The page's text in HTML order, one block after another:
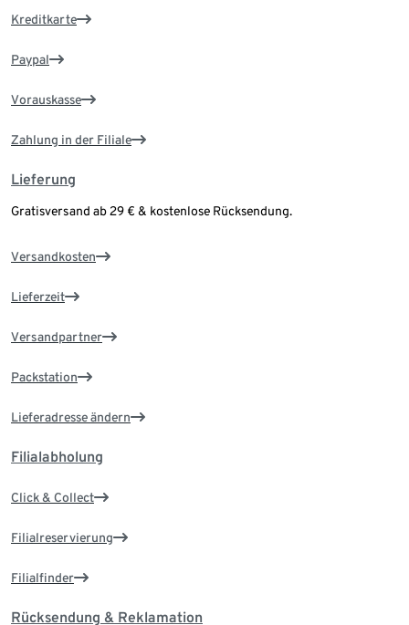
Kreditkarte
Paypal
Vorauskasse
Zahlung in der Filiale
Lieferung
Gratisversand ab 29 € & kostenlose Rücksendung.
Versandkosten
Lieferzeit
Versandpartner
Packstation
Lieferadresse ändern
Filialabholung
Click & Collect
Filialreservierung
Filialfinder
Rücksendung & Reklamation